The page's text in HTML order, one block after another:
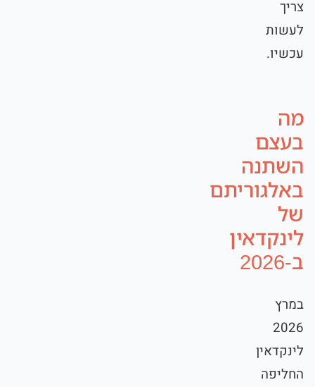
צריך
לעשות
עכשיו.
מה
בעצם
השתנה
באלגוריתם
של
לינקדאין
ב-2026
במרץ
2026
לינקדאין
החליפה